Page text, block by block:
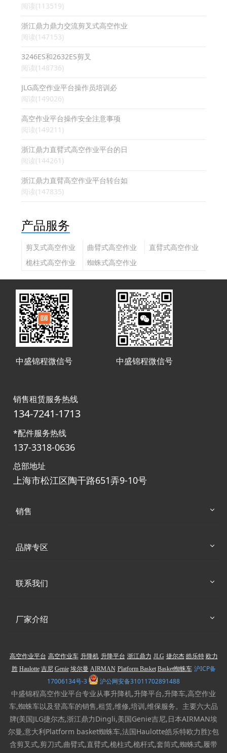
阅读(113519)
浙江鼎力鼎力交流剪叉式高空作业
阅读(147153)
3246ES和2632ES剪叉
阅读(148736)
JLG高空作业平台操作员培训必
阅读(149026)
高空作业平台操作安全注意事项
阅读(149211)
浙江鼎力直臂式高空作业平台的日
阅读(144261)
浙江鼎力直臂高空作业平台转台如
阅读(147835)
产品服务
剪叉式高空作业
平台
曲臂式高空作业
平台
直臂式高空作业
桅柱式高空作业
蜘蛛式高空作业
中盛锦程微信号 中盛锦程微信号
销售租赁服务热线
134-7241-1713
*配件服务热线
137-3318-0636
总部地址
上海市松江区陶干路651弄9-10号
销售
品牌专区
联系我们
厂家介绍
高空作业平台 高空作业车 升降机 升降平台 浙江鼎力 JLG 捷尔杰 皓乐特 欧力
胜 Haulotte 吉尼 Genie 埃尔曼 AIRMAN Platform Basket Basket蜘蛛车 沪ICP备
17006134号-3
沪公网安备31011702891488
中盛锦程高空作业平台专业从事升降机,升降平台,升降车,高空作业
车,蜘蛛车以及登高车的销售,租赁,维修,培训,维保服务。主要六大品
牌(美国JLG捷尔杰,浙江鼎力Dingli,美国Genie吉尼,日本AIRMAN埃
尔曼,意大利Platform basket蜘蛛车,法国Haulotte皓乐特欧力胜):包
含剪叉式,剪刀式,曲臂式,直臂式,桅柱式,桅杆式,套筒式,蜘蛛式,履带